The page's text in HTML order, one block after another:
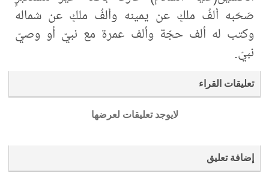
صَحَبه ألفُ ملكٍ عن يمينه وألفُ ملكٍ عن شماله
وكتب له ألف حجّة وألف عمرة مع نبيّ أو وصيّ
نبيّ.
تعليقات القراء
لايوجد تعليقات لعرضها
إضافة تعليق